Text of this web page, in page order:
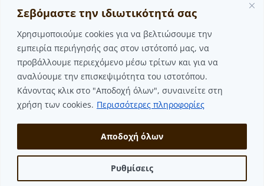
Σεβόμαστε την ιδιωτικότητά σας
Χρησιμοποιούμε cookies για να βελτιώσουμε την
εμπειρία περιήγησής σας στον ιστότοπό μας, να
προβάλλουμε περιεχόμενο μέσω τρίτων και για να
αναλύουμε την επισκεψιμότητα του ιστοτόπου.
Κάνοντας κλικ στο "Αποδοχή όλων", συναινείτε στη
χρήση των cookies. Περισσότερες πληροφορίες
Ρυθμίσεις
Αποδοχή όλων
FACEBOOK
YOUTUBE
ΓΙΝΕ ΜΕΛΟΣ
© 2026 ΗΠΕΙΡΩΤΙΚΟΣ ΣΥΛΛΟΓΟΣ ΜΟΝΑΧΟΥ "ΣΟΥΛΙ"
ΔΗΛΩΣΗ ΠΡΟΣΒΑΣΙΜΟΤΗΤΑΣ